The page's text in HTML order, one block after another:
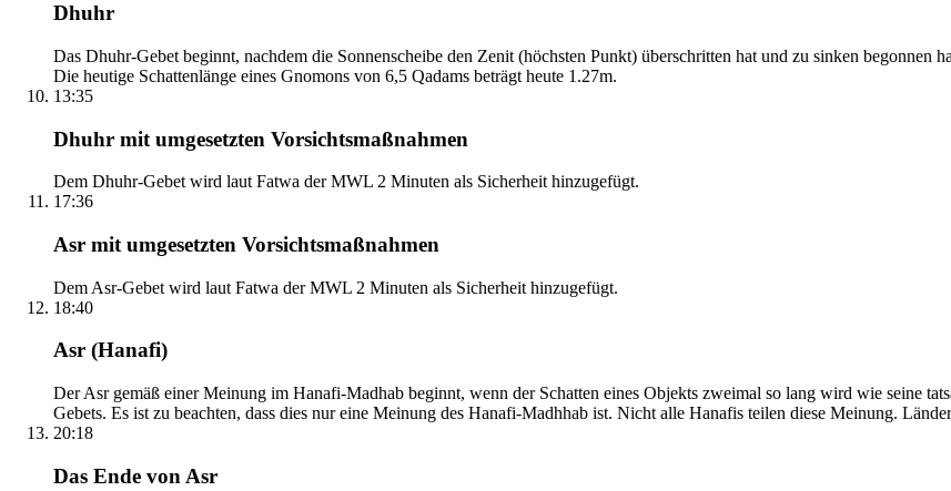
Dhuhr
Das Dhuhr-Gebet beginnt, nachdem die Sonnenscheibe den Zenit (höchsten Punkt) überschritten hat und zu sinken begonnen
Die heutige Schattenlänge eines Gnomons von 6,5 Qadams beträgt heute 1.27m.
13:35
Dhuhr mit umgesetzten Vorsichtsmaßnahmen
Dem Dhuhr-Gebet wird laut Fatwa der MWL 2 Minuten als Sicherheit hinzugefügt.
17:36
Asr mit umgesetzten Vorsichtsmaßnahmen
Dem Asr-Gebet wird laut Fatwa der MWL 2 Minuten als Sicherheit hinzugefügt.
18:40
Asr (Hanafi)
Der Asr gemäß einer Meinung im Hanafi-Madhab beginnt, wenn der Schatten eines Objekts zweimal so lang wird wie seine
Gebets. Es ist zu beachten, dass dies nur eine Meinung des Hanafi-Madhhab ist. Nicht alle Hanafis teilen diese Meinung.
20:18
Das Ende von Asr